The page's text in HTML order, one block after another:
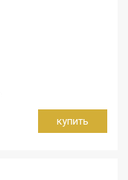
купить